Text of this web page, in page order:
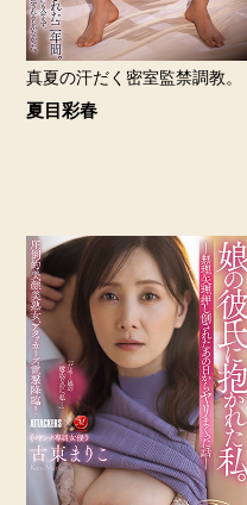
真夏の汗だく密室監禁調教。
夏目彩春